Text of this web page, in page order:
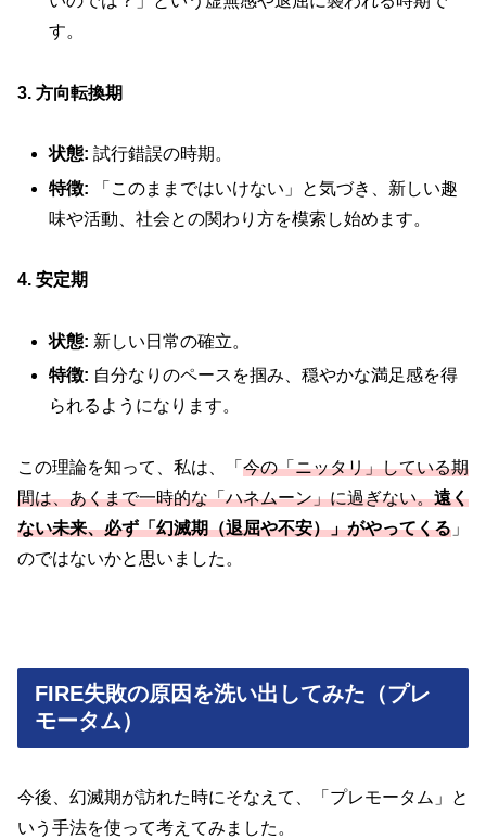
す。
3. 方向転換期
状態: 試行錯誤の時期。
特徴: 「このままではいけない」と気づき、新しい趣
味や活動、社会との関わり方を模索し始めます。
4. 安定期
状態: 新しい日常の確立。
特徴: 自分なりのペースを掴み、穏やかな満足感を得
られるようになります。
この理論を知って、私は、「 今の「ニッタリ」している期
間は、あくまで一時的な「ハネムーン」に過ぎない。遠く
ない未来、必ず「幻滅期（退屈や不安）」がやってくる 」
のではないかと思いました。
FIRE失敗の原因を洗い出してみた（プレ
モータム）
今後、幻滅期が訪れた時にそなえて、「プレモータム」と
いう手法を使って考えてみました。